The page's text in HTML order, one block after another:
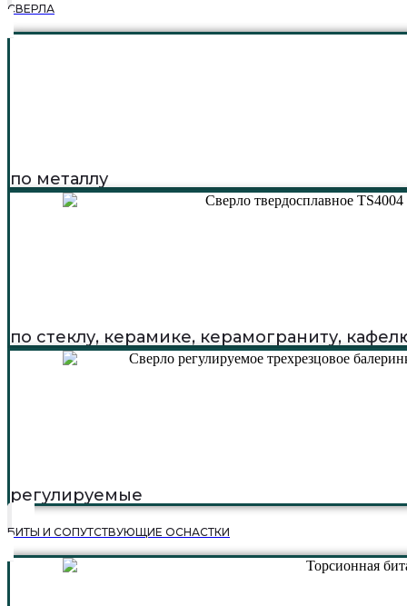
СВЕРЛА
по металлу
по стеклу, керамике, керамограниту,
регулируемые
БИТЫ И СОПУТСТВУЮЩИЕ ОСНАСТКИ